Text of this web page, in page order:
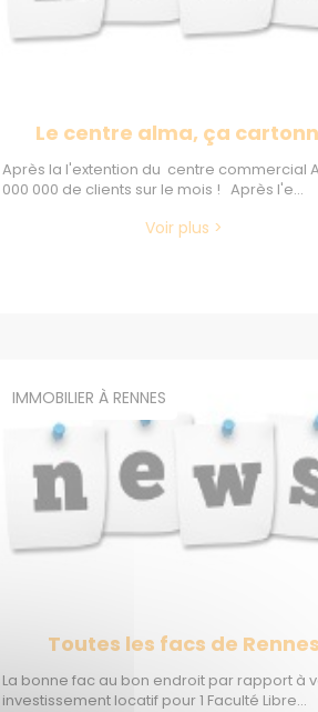
Le centre alma, ça
Après la l'extention du centre commercial
000 000 de clients sur le mois ! Après l'e...
Voir plus >
IMMOBILIER À RENNES
Toutes les facs de Rennes
La bonne fac au bon endroit par rapport à
investissement locatif pour 1 Faculté Libre...